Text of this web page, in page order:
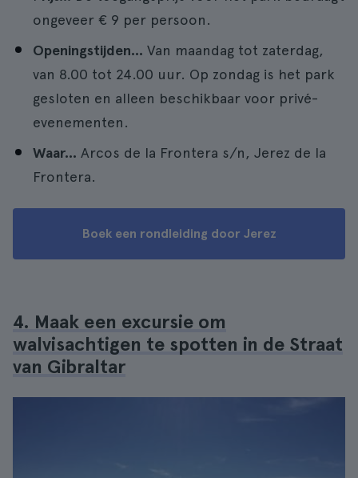
ongeveer € 9 per persoon.
Openingstijden... Van maandag tot zaterdag,
van 8.00 tot 24.00 uur. Op zondag is het park
gesloten en alleen beschikbaar voor privé-
evenementen.
Waar... Arcos de la Frontera s/n, Jerez de la
Frontera.
Boek een rondleiding door Jerez
4. Maak een excursie om
walvisachtigen te spotten in de Straat
van Gibraltar